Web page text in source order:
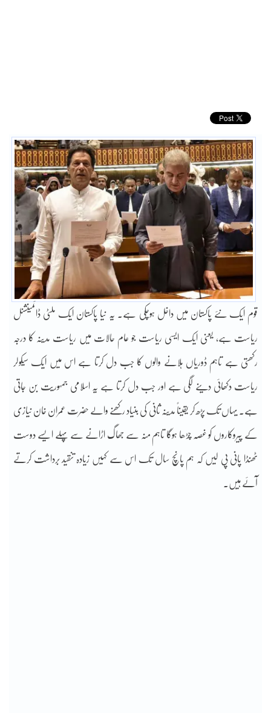
قوم ایک نئے پاکستان میں داخل ہوچکی ہے۔ یہ نیا پاکستان ایک ملٹی ڈائمینشنل
ریاست ہے، یعنی ایک ایسی ریاست جو عام حالات میں ریاست مدینہ کا درجہ
رکھتی ہے تاہم ڈوریاں ہلانے والوں کا جب دل کرتا ہے اس میں ایک سیکولر
ریاست دکھائی دینے لگی ہے اور جب دل کرتا ہے یہ اسلامی جمہوریت بن جاتی
ہے۔ یہاں تک پڑھ کر یقیناً مدینہ ثانی کی بنیاد رکھنے والے حضرت عمران خان نیازی
کے پیروکاروں کو غصہ چڑھا ہوگا تاہم منہ سے جھاگ اڑانے سے پہلے ایسے دوست
ٹھنڈا پانی پی لیں کہ ہم پانچ سال تک اس سے کہیں زیادہ تنقید برداشت کرتے
آئے ہیں۔